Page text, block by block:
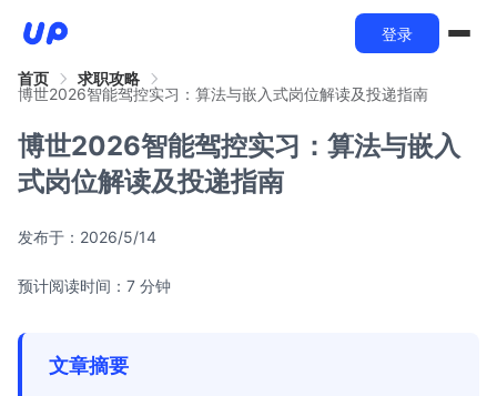
登录
首页
求职攻略
博世2026智能驾控实习：算法与嵌入式岗位解读及投递指南
博世2026智能驾控实习：算法与嵌入
式岗位解读及投递指南
发布于： 2026/5/14
预计阅读时间：7 分钟
文章摘要